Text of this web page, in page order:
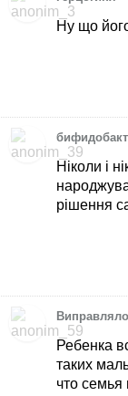
Ну що
Ніколи і
рішення
Ребенка
таких
что семья